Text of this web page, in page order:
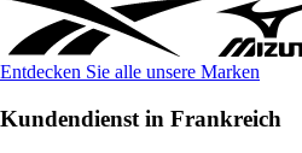
Entdecken Sie alle unsere Marken
Kundendienst in Frankreich